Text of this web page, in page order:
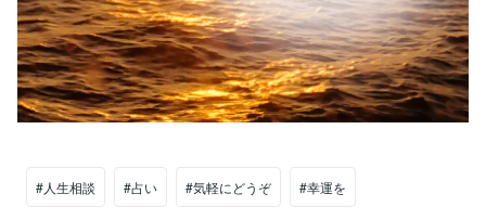
#人生相談 #占い #気軽にどうぞ #幸運を